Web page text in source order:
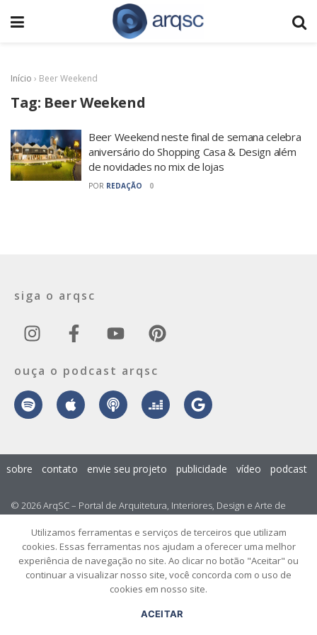
Início › Beer Weekend
Tag: Beer Weekend
Beer Weekend neste final de semana celebra
aniversário do Shopping Casa & Design além
de novidades no mix de lojas
POR REDAÇÃO 0
siga o arqsc
ouça o podcast arqsc
© 2026 ArqSC – Portal de Arquitetura, Interiores, Design e Arte de
sobre contato envie seu projeto publicidade vídeo podcast
Utilizamos ferramentas e serviços de terceiros que utilizam
cookies. Essas ferramentas nos ajudam a oferecer uma melhor
experiência de navegação no site. Ao clicar no botão "Aceitar" ou
continuar a visualizar nosso site, você concorda com o uso de
cookies em nosso site.
ACEITAR